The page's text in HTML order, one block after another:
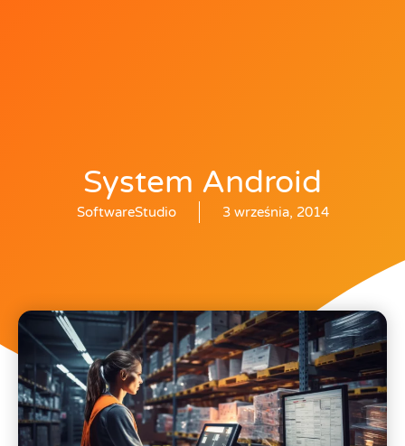
System Android
SoftwareStudio 3 września, 2014